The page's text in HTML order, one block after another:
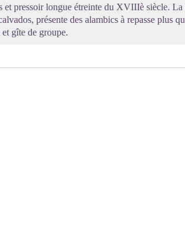
et pressoir longue étreinte du XVIIIè siècle.
présente des alambics à repasse plus
gîte de groupe.